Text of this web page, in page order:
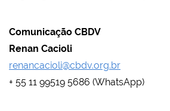
Comunicação CBDV
Renan Cacioli
renancacioli@cbdv.org.br
+ 55 11 99519 5686 (WhatsApp)